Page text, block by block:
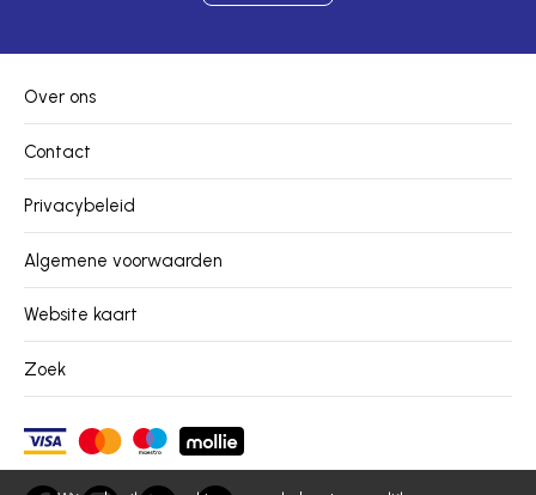
Over ons
Contact
Privacybeleid
Algemene voorwaarden
Website kaart
Zoek